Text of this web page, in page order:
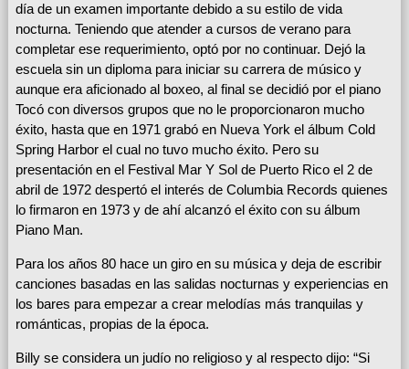
día de un examen importante debido a su estilo de vida
nocturna. Teniendo que atender a cursos de verano para
completar ese requerimiento, optó por no continuar. Dejó la
escuela sin un diploma para iniciar su carrera de músico y
aunque era aficionado al boxeo, al final se decidió por el piano
Tocó con diversos grupos que no le proporcionaron mucho
éxito, hasta que en 1971 grabó en Nueva York el álbum Cold
Spring Harbor el cual no tuvo mucho éxito. Pero su
presentación en el Festival Mar Y Sol de Puerto Rico el 2 de
abril de 1972 despertó el interés de Columbia Records quienes
lo firmaron en 1973 y de ahí alcanzó el éxito con su álbum
Piano Man.
Para los años 80 hace un giro en su música y deja de escribir
canciones basadas en las salidas nocturnas y experiencias en
los bares para empezar a crear melodías más tranquilas y
románticas, propias de la época.
Billy se considera un judío no religioso y al respecto dijo: “Si